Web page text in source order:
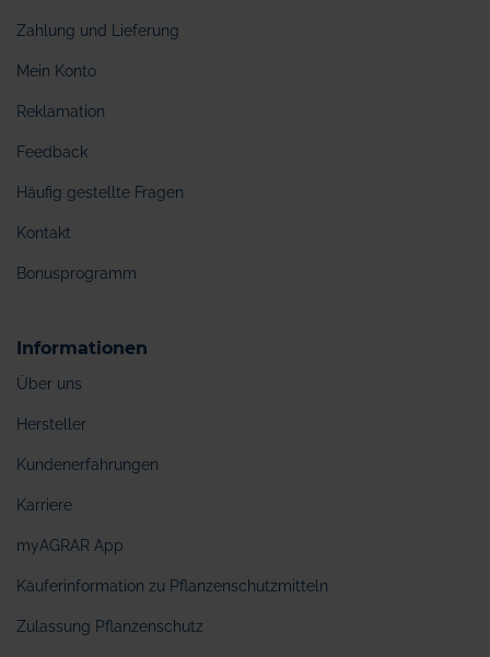
Zahlung und Lieferung
Mein Konto
Reklamation
Feedback
Häufig gestellte Fragen
Kontakt
Bonusprogramm
Informationen
Über uns
Hersteller
Kundenerfahrungen
Karriere
myAGRAR App
Käuferinformation zu Pflanzenschutzmitteln
Zulassung Pflanzenschutz